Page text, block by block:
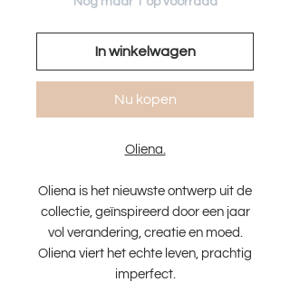
In winkelwagen
Nu kopen
Oliena.
Oliena is het nieuwste ontwerp uit de
collectie, geïnspireerd door een jaar
vol verandering, creatie en moed.
Oliena viert het echte leven, prachtig
imperfect.